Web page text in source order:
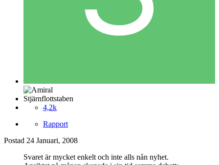
Stjärnflottstaben
4,2k
Rapport
Postad 24 Januari, 2008
Svaret är mycket enkelt och inte alls nån nyhet.